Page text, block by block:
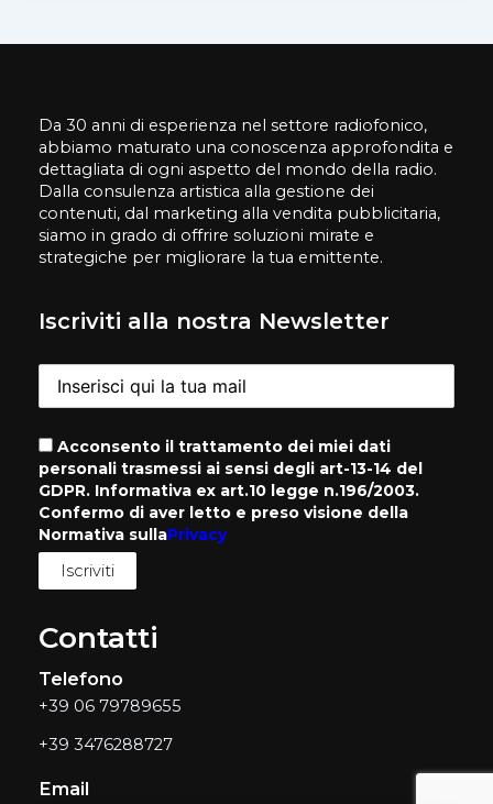
Da 30 anni di esperienza nel settore radiofonico,
abbiamo maturato una conoscenza approfondita e
dettagliata di ogni aspetto del mondo della radio.
Dalla consulenza artistica alla gestione dei
contenuti, dal marketing alla vendita pubblicitaria,
siamo in grado di offrire soluzioni mirate e
strategiche per migliorare la tua emittente.
Iscriviti alla nostra Newsletter
Acconsento il trattamento dei miei dati
personali trasmessi ai sensi degli art-13-14 del
GDPR. Informativa ex art.10 legge n.196/2003.
Confermo di aver letto e preso visione della
Normativa sullaPrivacy
Contatti
Telefono
+39 06 79789655
+39 3476288727
Email